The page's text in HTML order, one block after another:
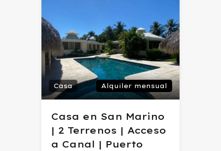
Casa Alquiler mensual
Casa en San Marino
| 2 Terrenos | Acceso
a Canal | Puerto